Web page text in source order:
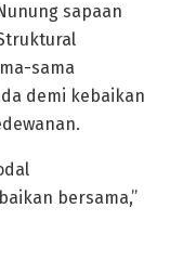
sapaan
sama
demi kebaikan
bersama,”